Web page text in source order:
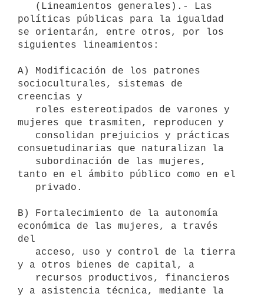
políticas públicas para la igualdad
se orientarán, entre otros, por los
siguientes lineamientos:
A) Modificación de los patrones
socioculturales, sistemas de
creencias y
mujeres que trasmiten, reproducen y
consuetudinarias que naturalizan la
tanto en el ámbito público como en el
B) Fortalecimiento de la autonomía
económica de las mujeres, a través
del
y a otros bienes de capital, a
y a asistencia técnica, mediante la